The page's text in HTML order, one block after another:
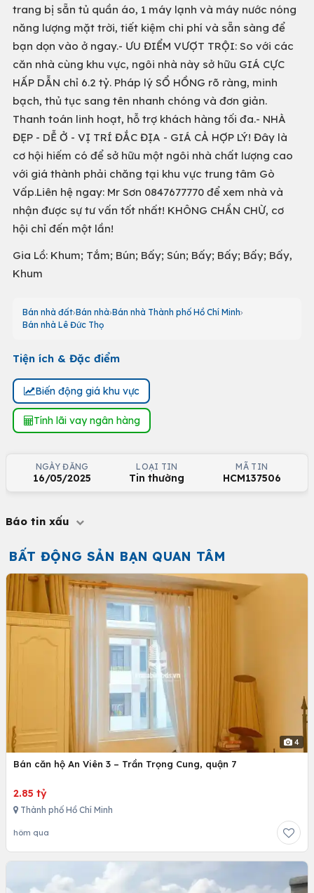
trang bị sẵn tủ quần áo, 1 máy lạnh và máy nước nóng
năng lượng mặt trời, tiết kiệm chi phí và sẵn sàng để
bạn dọn vào ở ngay.- ƯU ĐIỂM VƯỢT TRỘI: So với các
căn nhà cùng khu vực, ngôi nhà này sở hữu GIÁ CỰC
HẤP DẪN chỉ 6.2 tỷ. Pháp lý SỔ HỒNG rõ ràng, minh
bạch, thủ tục sang tên nhanh chóng và đơn giản.
Thanh toán linh hoạt, hỗ trợ khách hàng tối đa.- NHÀ
ĐẸP - DỄ Ở - VỊ TRÍ ĐẮC ĐỊA - GIÁ CẢ HỢP LÝ! Đây là
cơ hội hiếm có để sở hữu một ngôi nhà chất lượng cao
với giá thành phải chăng tại khu vực trung tâm Gò
Vấp.Liên hệ ngay: Mr Sơn 0847677770 để xem nhà và
nhận được sự tư vấn tốt nhất! KHÔNG CHẦN CHỪ, cơ
hội chỉ đến một lần!
Gia Lồ: Khum; Tắm; Bún; Bấy; Sún; Bấy; Bấy; Bấy; Bấy,
Khum
Bán nhà đất Bán nhà Bán nhà Thành phố Hồ Chí Minh
Bán nhà Lê Đức Thọ
Tiện ích & Đặc điểm
Biến động giá khu vực
Tính lãi vay ngân hàng
NGÀY ĐĂNG
16/05/2025
LOẠI TIN
Tin thường
MÃ TIN
HCM137506
Báo tin xấu
BẤT ĐỘNG SẢN BẠN QUAN TÂM
4
Bán căn hộ An Viên 3 – Trần Trọng Cung, quận 7
2.85 tỷ
Thành phố Hồ Chí Minh
hôm qua